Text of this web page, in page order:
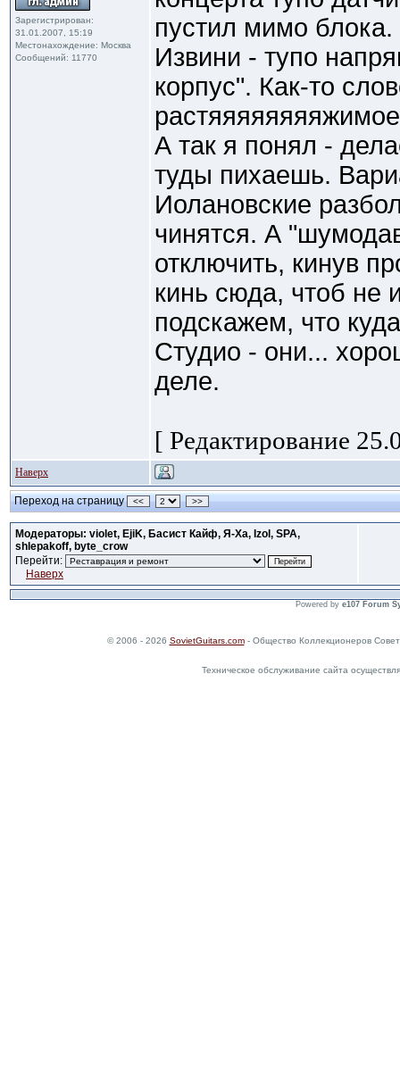
Зарегистрирован:
31.01.2007, 15:19
Местонахождение: Москва
Сообщений: 11770
пустил мимо блока.
Извини - тупо
корпус". Как-то
А так я понял -
туды пихаешь.
Иолановские
чинятся. А
отключить, кинув
кинь сюда, чтоб не
подскажем, что
Студио - они...
деле.
[ Редактирование
Наверх
Переход на страницу << >>
Модераторы: violet, EjiK, Басист Кайф, Я-Ха, Izol, SPA,
shlepakoff, byte_crow
Перейти:
Наверх
Powered by e107 Forum
© 2006 - 2026 SovietGuitars.com- Общество Коллекционеров
Техническое обслуживание сайта